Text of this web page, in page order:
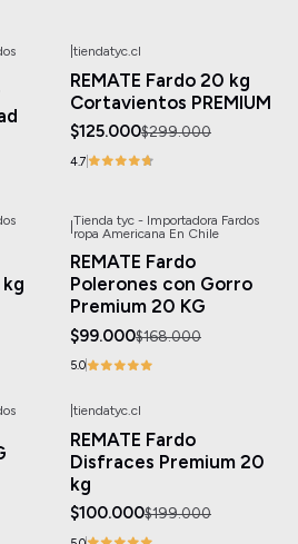
tiendatyc.cl
REMATE Fardo 20 kg
Cortavientos PREMIUM
$125.000$299.000
4.7
-41%OFF
Tienda tyc - Importadora Fardos
ropa Americana En Chile
REMATE Fardo
Polerones con Gorro
Premium 20 KG
$99.000$168.000
5.0
tiendatyc.cl
REMATE Fardo
Disfraces Premium 20
kg
$100.000$199.000